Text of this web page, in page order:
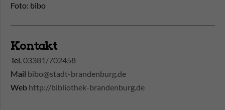
Foto: bibo
Kontakt
Tel.03381/702458
Mail bibo@stadt-brandenburg.de
Web http://bibliothek-brandenburg.de